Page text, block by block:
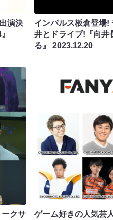
演決
インパルス板倉登場!
井とドライブ!『向井
る』 2023.12.20
クサ
ゲーム好きの人気芸